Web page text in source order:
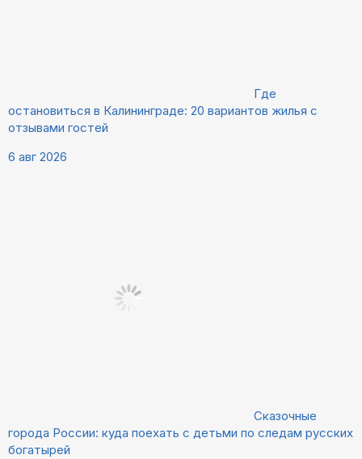
Где
остановиться в Калининграде: 20 вариантов жилья с
отзывами гостей
6 авг 2026
Сказочные
города России: куда поехать с детьми по следам русских
богатырей